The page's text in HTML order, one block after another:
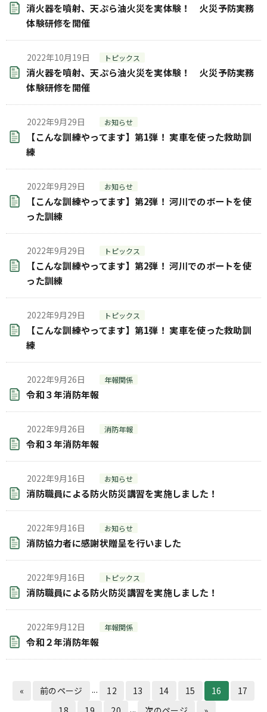
消火器を噴射、天ぷら油火災を実体験！ 火災予防実務
体験研修を開催
2022年10月19日 トピックス
消火器を噴射、天ぷら油火災を実体験！ 火災予防実務
体験研修を開催
2022年9月29日 お知らせ
【こんな訓練やってます】第1弾！ 実車を使った救助訓
練
2022年9月29日 お知らせ
【こんな訓練やってます】第2弾！ 河川でのボートを使
った訓練
2022年9月29日 トピックス
【こんな訓練やってます】第2弾！ 河川でのボートを使
った訓練
2022年9月29日 トピックス
【こんな訓練やってます】第1弾！ 実車を使った救助訓
練
2022年9月26日 年報関係
令和３年消防年報
2022年9月26日 消防年報
令和３年消防年報
2022年9月16日 お知らせ
消防職員による防火防災講習を実施しました！
2022年9月16日 お知らせ
消防協力者に感謝状贈呈を行いました
2022年9月16日 トピックス
消防職員による防火防災講習を実施しました！
2022年9月12日 年報関係
令和２年消防年報
« 前のページ ... 12 13 14 15 16
17
...